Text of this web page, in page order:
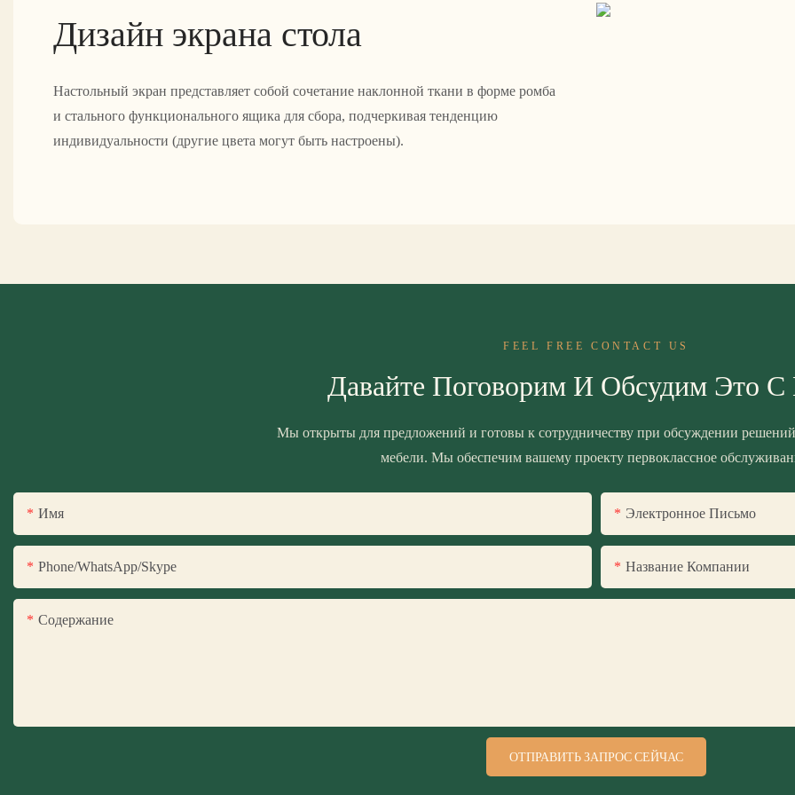
Дизайн экрана стола
Настольный экран представляет собой сочетание наклонной ткани в форме ромба
и стального функционального ящика для сбора, подчеркивая тенденцию
индивидуальности (другие цвета могут быть настроены).
FEEL FREE CONTACT US
Давайте Поговорим И Обсудим Это
Мы открыты для предложений и готовы к сотрудничеству при обсуждении
мебели. Мы обеспечим вашему проекту первоклассное
Имя Электронное Письмо
Phone/WhatsApp/Skype Название Компании
Содержание
ОТПРАВИТЬ ЗАПРОС СЕЙЧАС